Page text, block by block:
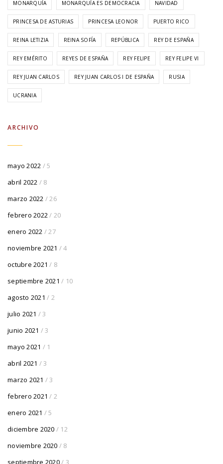
MONARQUÍA MONARQUÍA ES DEMOCRACIA NAVIDAD
PRINCESA DE ASTURIAS PRINCESA LEONOR PUERTO RICO
REINA LETIZIA REINA SOFÍA REPÚBLICA REY DE ESPAÑA
REY EMÉRITO REYES DE ESPAÑA REY FELIPE REY FELIPE VI
REY JUAN CARLOS REY JUAN CARLOS I DE ESPAÑA RUSIA
UCRANIA
ARCHIVO
mayo 2022 / 5
abril 2022 / 8
marzo 2022 / 26
febrero 2022/ 20
enero 2022 / 27
noviembre 2021 / 4
octubre 2021 / 8
septiembre 2021 / 10
agosto 2021 / 2
julio 2021 / 3
junio 2021 / 3
mayo 2021 / 1
abril 2021 / 3
marzo 2021 / 3
febrero 2021 / 2
enero 2021 / 5
diciembre 2020 / 12
noviembre 2020 / 8
septiembre 2020/ 3